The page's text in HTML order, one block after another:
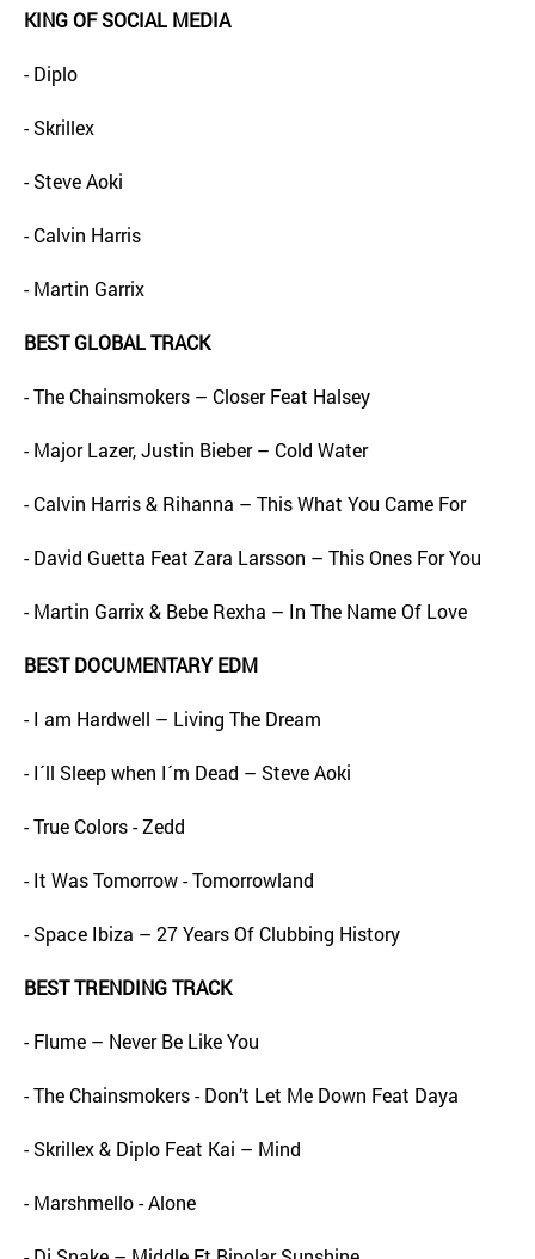
KING OF SOCIAL MEDIA
- Diplo
- Skrillex
- Steve Aoki
- Calvin Harris
- Martin Garrix
BEST GLOBAL TRACK
- The Chainsmokers – Closer Feat Halsey
- Major Lazer, Justin Bieber – Cold Water
- Calvin Harris & Rihanna – This What You Came For
- David Guetta Feat Zara Larsson – This Ones For You
- Martin Garrix & Bebe Rexha – In The Name Of Love
BEST DOCUMENTARY EDM
- I am Hardwell – Living The Dream
- I´ll Sleep when I´m Dead – Steve Aoki
- True Colors - Zedd
- It Was Tomorrow - Tomorrowland
- Space Ibiza – 27 Years Of Clubbing History
BEST TRENDING TRACK
- Flume – Never Be Like You
- The Chainsmokers - Don’t Let Me Down Feat Daya
- Skrillex & Diplo Feat Kai – Mind
- Marshmello - Alone